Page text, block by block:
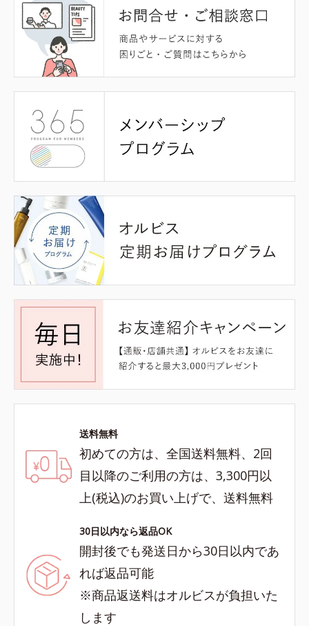
送料無料
初めての方は、全国送料無料、2回
目以降のご利用の方は、3,300円以
上(税込)のお買い上げで、送料無料
30日以内なら返品OK
開封後でも発送日から30日以内であ
れば返品可能
※商品返送料はオルビスが負担いた
します